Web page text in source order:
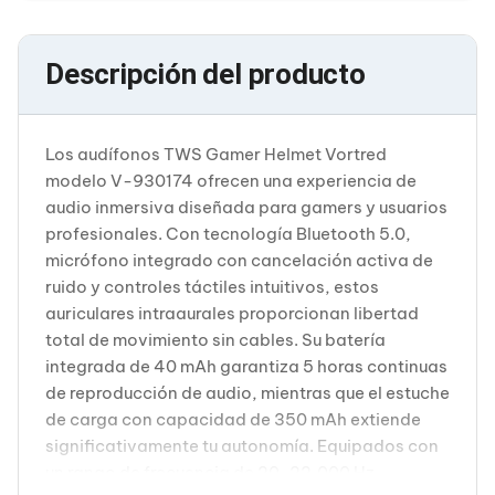
Cables KVM
Enfriamiento para Servidores
Soportes y Paneles
Sistemas Operativos para Servidores
Soportes de Datos
Ultrium
Discos Duros / SSD / NAS
Accesorios para Discos Duros
Gabinetes de Discos Duros
Discos Duros Externos
Discos Duros para NAS
Discos Duros para Videovigilancia
Discos Duros para Servidores
Accesorios para SSD
Gabinetes para SSD
Almacenamiento MSA
Discos Duros Internos para PC
Discos Duros Internos para Laptop
Descripción del producto
Los audífonos TWS Gamer Helmet Vortred
modelo V-930174 ofrecen una experiencia de
audio inmersiva diseñada para gamers y usuarios
profesionales. Con tecnología Bluetooth 5.0,
micrófono integrado con cancelación activa de
ruido y controles táctiles intuitivos, estos
auriculares intraaurales proporcionan libertad
total de movimiento sin cables. Su batería
integrada de 40 mAh garantiza 5 horas continuas
de reproducción de audio, mientras que el estuche
de carga con capacidad de 350 mAh extiende
significativamente tu autonomía. Equipados con